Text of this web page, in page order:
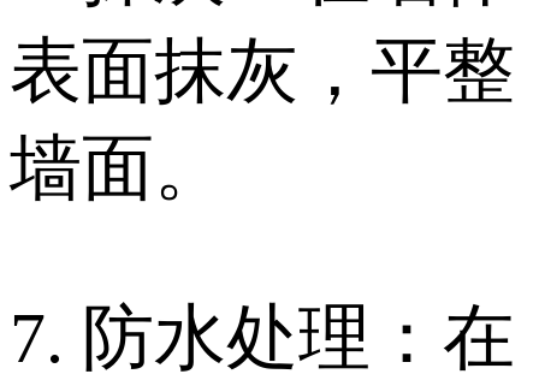
表面抹灰，平整
墙面。
7. 防水处理：在